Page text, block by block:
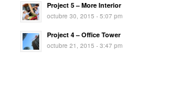
Project 5 – More Interior
octubre 30, 2015 - 5:07 pm
Project 4 – Office Tower
octubre 21, 2015 - 3:47 pm